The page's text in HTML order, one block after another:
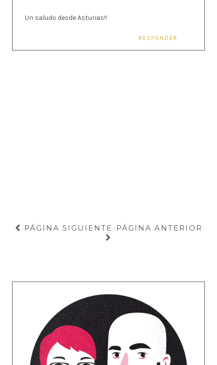
Un saludo desde Asturias!!
RESPONDER
PÁGINA SIGUIENTE · PÁGINA ANTERIOR